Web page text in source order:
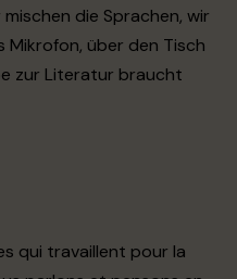
die Sprachen, wir
Mikrofon, über den Tisch
zur Literatur braucht
qui travaillent pour la